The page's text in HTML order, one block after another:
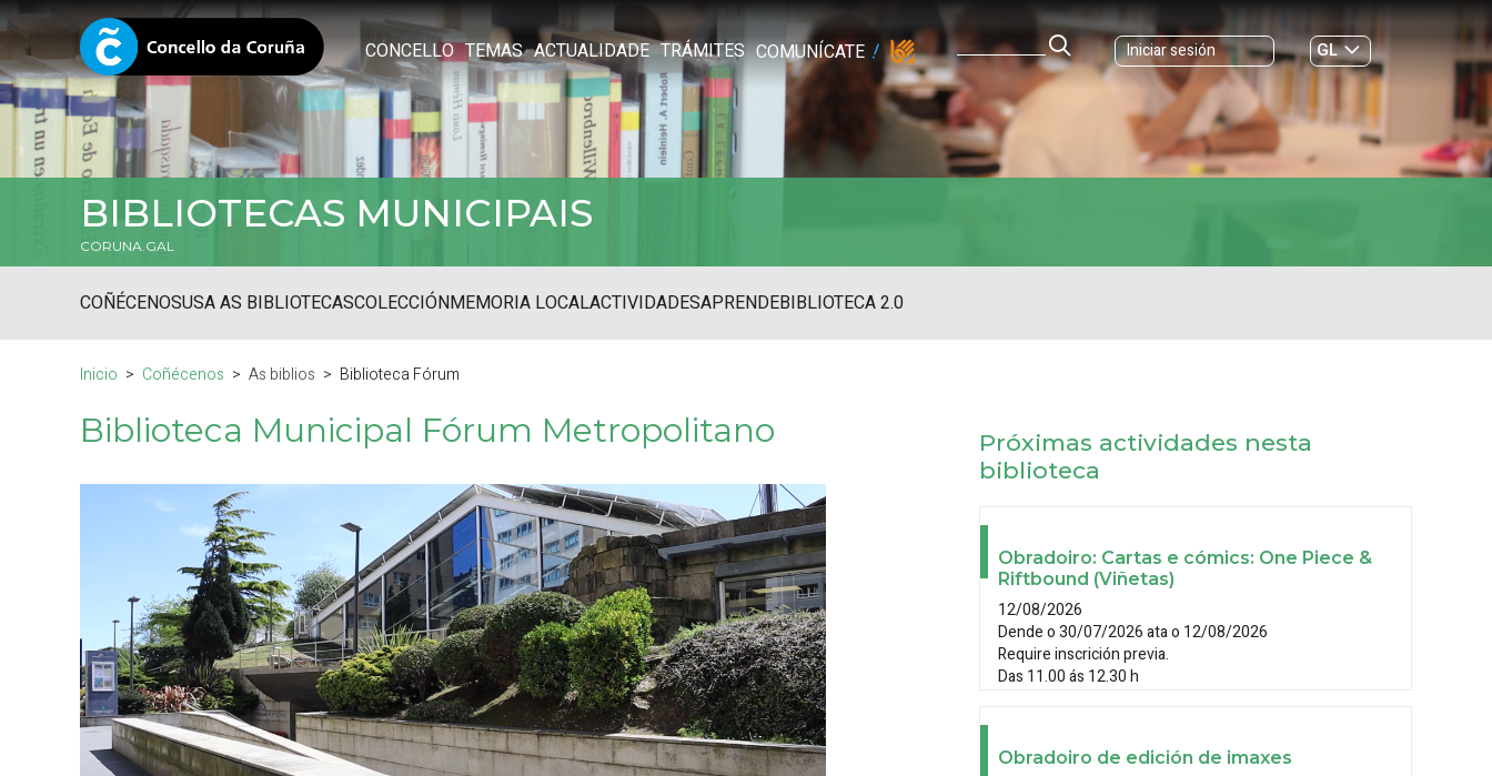
CONCELLO TEMAS ACTUALIDADE TRÁMITES COMUNÍCATE Iniciar sesión
GL
ES|
BIBLIOTECAS MUNICIPAIS
CORUNA.GAL
COÑÉCENOSUSA AS BIBLIOTECASCOLECCIÓNMEMORIA LOCALACTIVIDADESAPRENDEBIBLIOTECA 2.0
Inicio Coñécenos As biblios Biblioteca Fórum
Biblioteca Municipal Fórum Metropolitano
Próximas actividades nesta
biblioteca
Obradoiro: Cartas e cómics: One Piece &
Riftbound (Viñetas)
12/08/2026
Dende o 30/07/2026 ata o 12/08/2026
Require inscrición previa.
Das 11.00 ás 12.30 h
Obradoiro de edición de imaxes